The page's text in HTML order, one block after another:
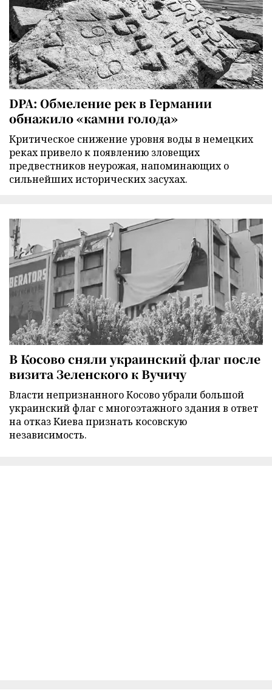
DPA: Обмеление рек в Германии
обнажило «камни голода»
Критическое снижение уровня воды в немецких
реках привело к появлению зловещих
предвестников неурожая, напоминающих о
сильнейших исторических засухах.
В Косово сняли украинский флаг после
визита Зеленского к Вучичу
Власти непризнанного Косово убрали большой
украинский флаг с многоэтажного здания в ответ
на отказ Киева признать косовскую
независимость.